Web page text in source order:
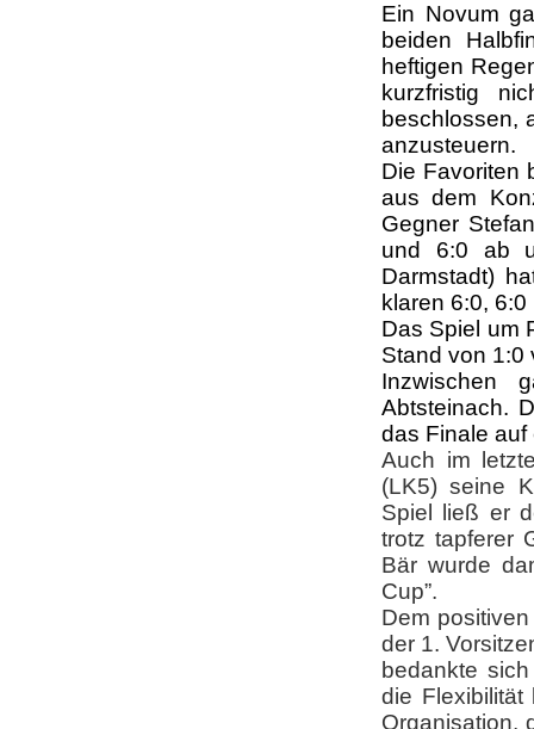
Ein Novum
beiden
heftigen
kurzfristig
beschlossen,
anzusteuern.
Die Favoriten
aus dem
Gegner
und 6:0 ab
Darmstadt)
klaren 6:0,
Das Spiel um
Stand von 1:0
Inzwischen
Abtsteinach.
das Finale auf
Auch im
(LK5) seine
Spiel ließ er
trotz tapferer
Bär wurde
Cup”.
Dem
der 1.
bedankte
die Flexibilität
Organisation,